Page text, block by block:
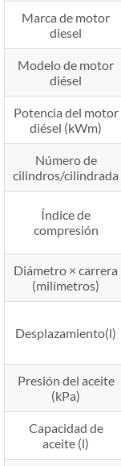
Marca de motor
diesel
Modelo de motor
diésel
Potencia del motor
diésel (kWm)
Número de
cilindros/cilindrada
Índice de
compresión
Diámetro × carrera
(milímetros)
Desplazamiento(l)
Presión del aceite
(kPa)
Capacidad de
aceite (l)